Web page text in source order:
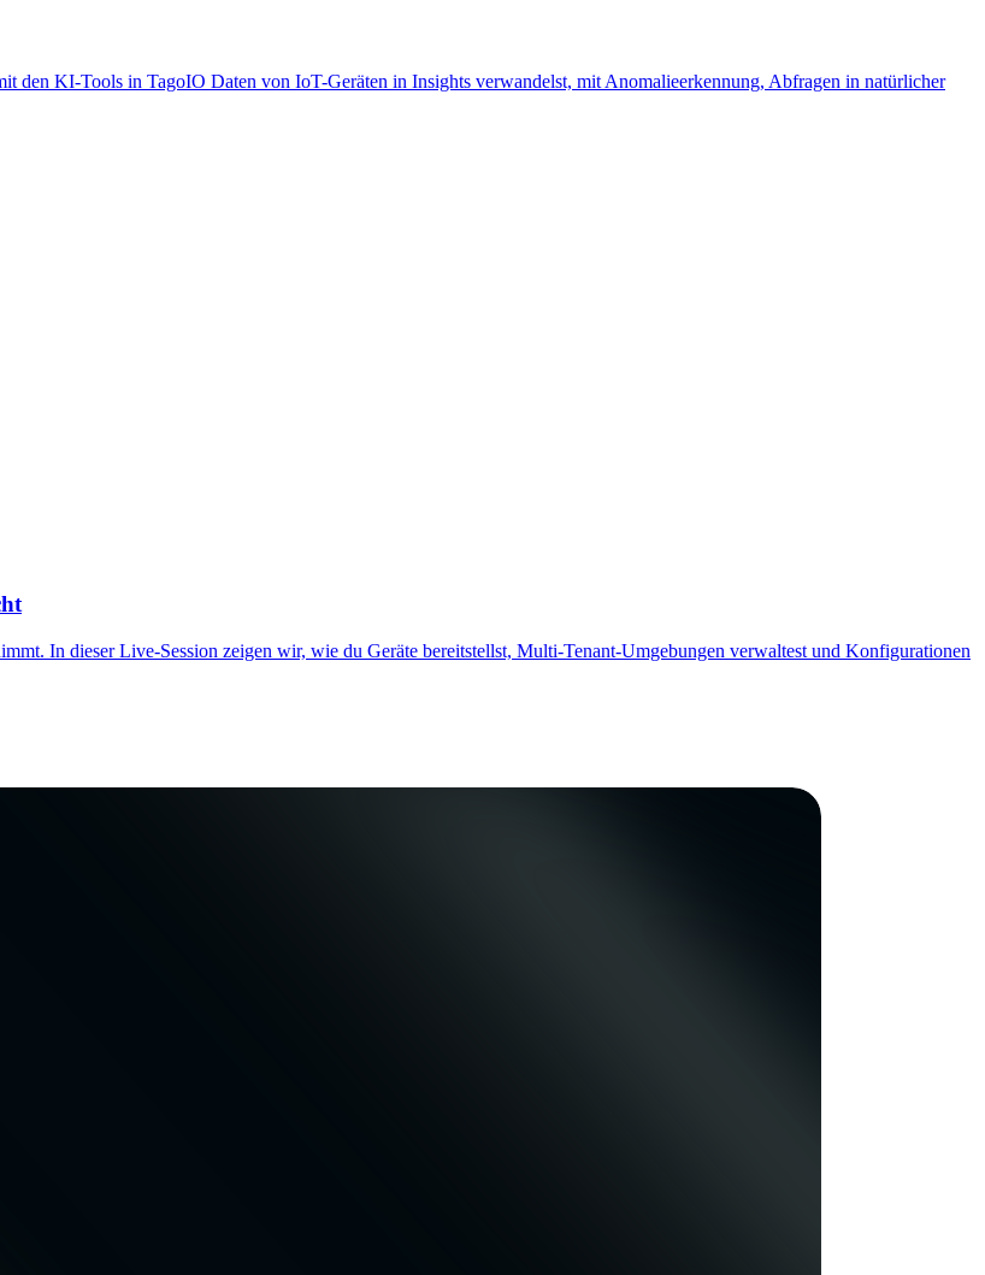
den KI-Tools in TagoIO Daten von IoT-Geräten in Insights verwandelst, mit Anomalieerkennung, Abfragen in natürlicher
In dieser Live-Session zeigen wir, wie du Geräte bereitstellst, Multi-Tenant-Umgebungen verwaltest und Konfigurationen